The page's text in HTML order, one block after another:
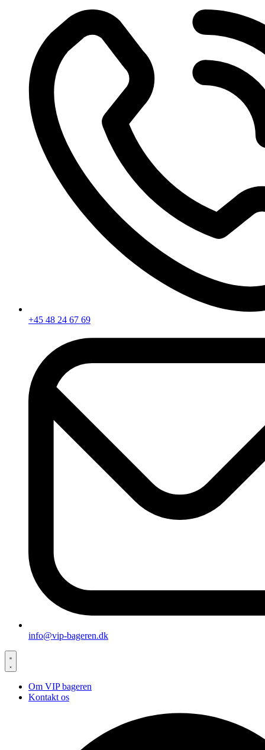
+45 48 24 67 69
info@vip-bageren.dk
Om VIP bageren
Kontakt os